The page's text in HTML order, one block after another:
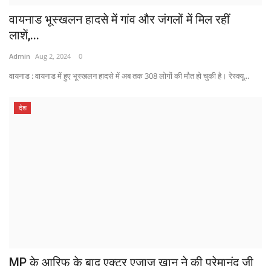
वायनाड भूस्खलन हादसे में गांव और जंगलों में मिल रहीं
लाशें,...
Admin Aug 2, 2024 0
वायनाड : वायनाड में हुए भूस्खलन हादसे में अब तक 308 लोगों की मौत हो चुकी है। रेस्क्यू...
देश
MP के आरिफ के बाद एक्टर एजाज खान ने की प्रेमानंद जी